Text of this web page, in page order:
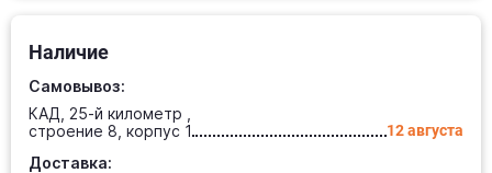
Наличие
Самовывоз:
КАД, 25-й километр ,
строение 8, корпус 1
12 августа
Доставка: